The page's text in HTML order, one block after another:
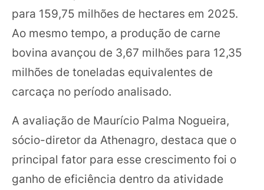
para 159,75 milhões de hectares em 2025.
Ao mesmo tempo, a produção de carne
bovina avançou de 3,67 milhões para 12,35
milhões de toneladas equivalentes de
carcaça no período analisado.
A avaliação de Maurício Palma Nogueira,
sócio-diretor da Athenagro, destaca que o
principal fator para esse crescimento foi o
ganho de eficiência dentro da atividade